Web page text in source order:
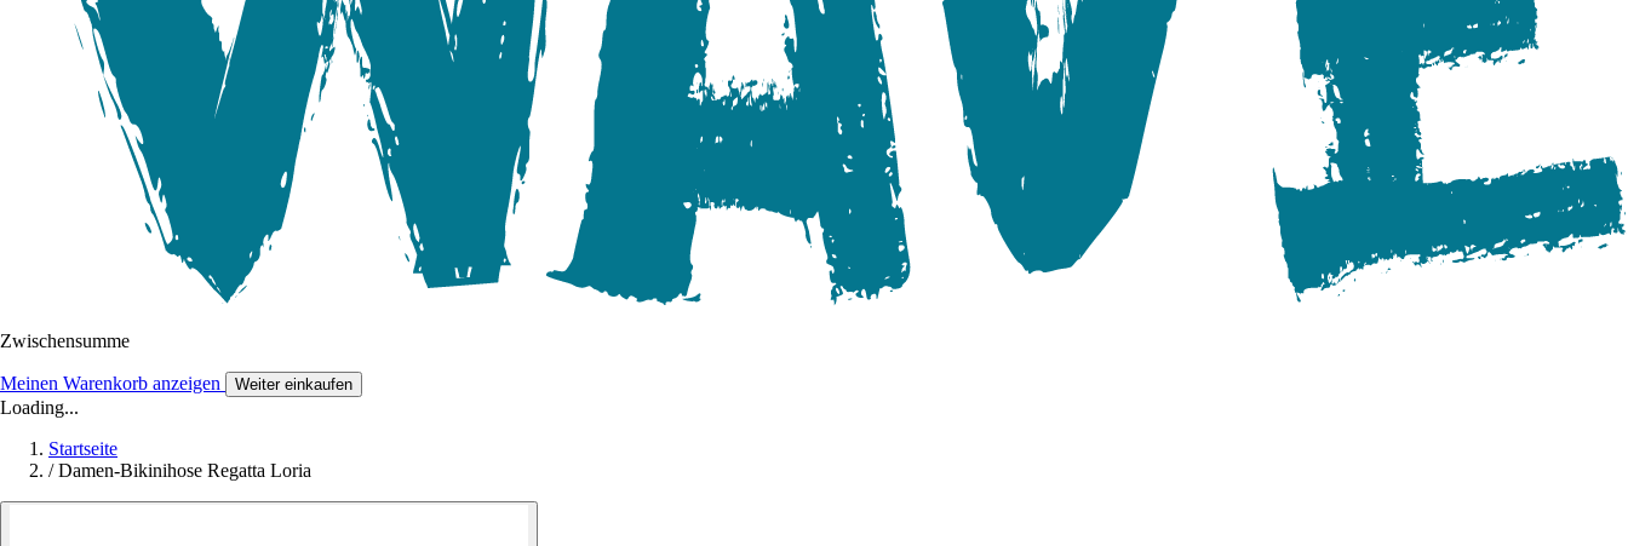
Zwischensumme
Meinen Warenkorb anzeigen Weiter einkaufen
Loading...
Startseite
/ Damen-Bikinihose Regatta Loria